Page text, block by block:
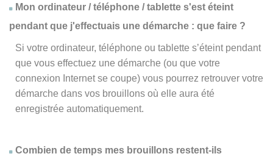
Mon ordinateur / téléphone / tablette s'est éteint
pendant que j'effectuais une démarche : que faire ?
Si votre ordinateur, téléphone ou tablette s’éteint pendant
que vous effectuez une démarche (ou que votre
connexion Internet se coupe) vous pourrez retrouver votre
démarche dans vos brouillons où elle aura été
enregistrée automatiquement.
Combien de temps mes brouillons restent-ils